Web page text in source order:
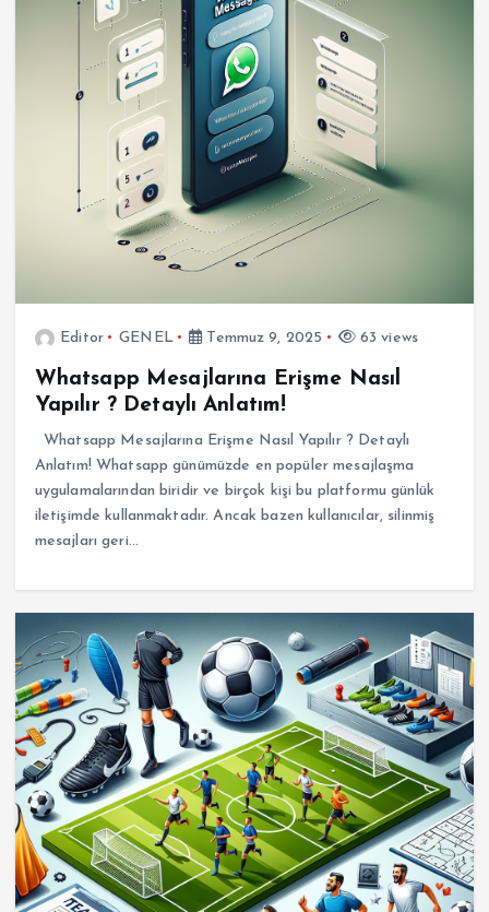
Editor GENEL Temmuz 9, 2025 63 views
Whatsapp Mesajlarına Erişme Nasıl
Yapılır ? Detaylı Anlatım!
Whatsapp Mesajlarına Erişme Nasıl Yapılır ? Detaylı
Anlatım! Whatsapp günümüzde en popüler mesajlaşma
uygulamalarından biridir ve birçok kişi bu platformu günlük
iletişimde kullanmaktadır. Ancak bazen kullanıcılar, silinmiş
mesajları geri…